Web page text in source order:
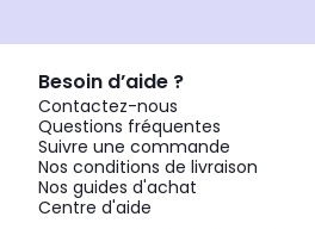
Besoin d’aide ?
Contactez-nous
Questions fréquentes
Suivre une commande
Nos conditions de livraison
Nos guides d'achat
Centre d'aide